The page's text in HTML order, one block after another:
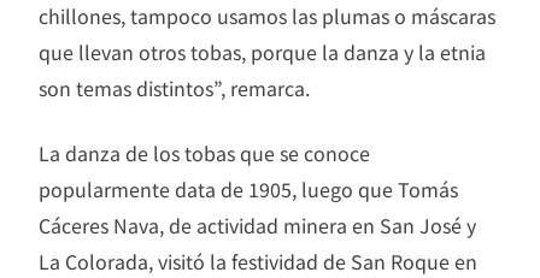
chillones, tampoco usamos las plumas o máscaras
que llevan otros tobas, porque la danza y la etnia
son temas distintos”, remarca.
La danza de los tobas que se conoce
popularmente data de 1905, luego que Tomás
Cáceres Nava, de actividad minera en San José y
La Colorada, visitó la festividad de San Roque en